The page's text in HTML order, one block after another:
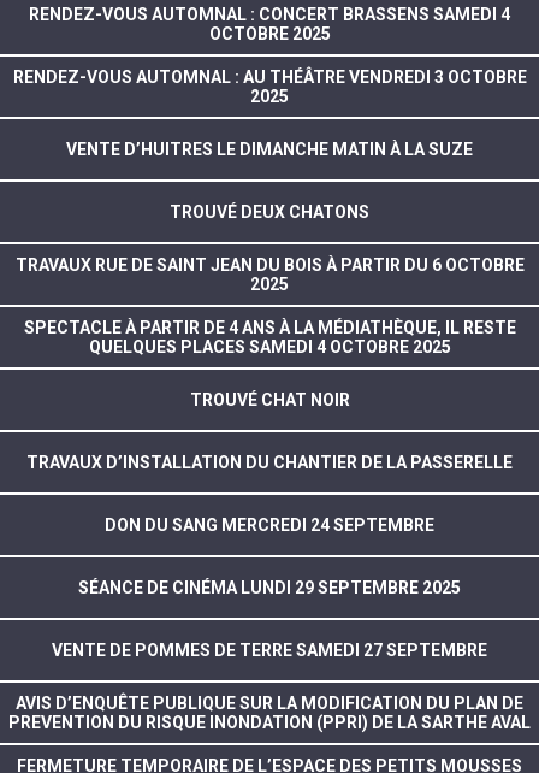
RENDEZ-VOUS AUTOMNAL : CONCERT BRASSENS SAMEDI 4
OCTOBRE 2025
RENDEZ-VOUS AUTOMNAL : AU THÉÂTRE VENDREDI 3 OCTOBRE
2025
VENTE D’HUITRES LE DIMANCHE MATIN À LA SUZE
TROUVÉ DEUX CHATONS
TRAVAUX RUE DE SAINT JEAN DU BOIS À PARTIR DU 6 OCTOBRE
2025
SPECTACLE À PARTIR DE 4 ANS À LA MÉDIATHÈQUE, IL RESTE
QUELQUES PLACES SAMEDI 4 OCTOBRE 2025
TROUVÉ CHAT NOIR
TRAVAUX D’INSTALLATION DU CHANTIER DE LA PASSERELLE
DON DU SANG MERCREDI 24 SEPTEMBRE
SÉANCE DE CINÉMA LUNDI 29 SEPTEMBRE 2025
VENTE DE POMMES DE TERRE SAMEDI 27 SEPTEMBRE
AVIS D’ENQUÊTE PUBLIQUE SUR LA MODIFICATION DU PLAN DE
PREVENTION DU RISQUE INONDATION (PPRI) DE LA SARTHE AVAL
FERMETURE TEMPORAIRE DE L’ESPACE DES PETITS MOUSSES